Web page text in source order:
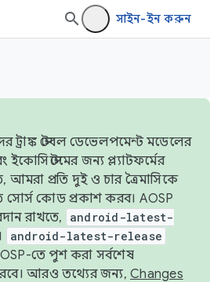
সাইন-ইন করুন
স্টেবল ডেভেলপমেন্ট মডেলের
জন্য প্ল্যাটফর্মের
আমরা প্রতি দুই ও চার ত্রৈমাসিকে
সোর্স কোড প্রকাশ করব। AOSP
রাখতে,
android-latest-
android-latest-release
AOSP-তে পুশ করা সর্বশেষ
আরও তথ্যের জন্য, Changes